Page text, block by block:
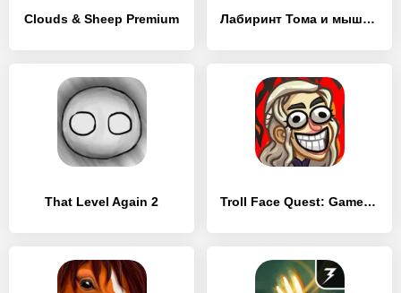
Clouds & Sheep Premium Лабиринт Тома и мышонка Джерри
That Level Again 2 Troll Face Quest: Game of Trolls